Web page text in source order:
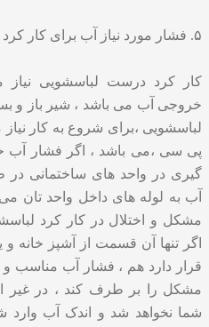
۵. فشار مورد نیاز آب برای کار کرد صحیح لباسشویی
کار کرد درست لباسشویی نیاز
خروجی آب می باشد ، شیر باز و
پی سی ،می باشد ، اگر فشار آب
گیری در واحد های ساختمانی در
آب به لوله های داخل واحد تان
مشکل و اختلال در کار کرد
اگر تنها آن قسمت از آشپز خانه
قرار دارد هم ، فشار آب مناسب و
مشکل را بر طرف کند ، در غیر
شما نخواهد شد و اندک آب وارد